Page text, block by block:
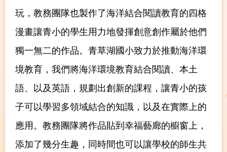
玩，教務團隊也製作了海洋結合閱讀教育的四格
漫畫讓青小的學生用力地發揮創意創作屬於他們
獨一無二的作品。青草湖國小致力於推動海洋環
境教育，我們將海洋環境教育結合閱讀、本土
語、以及英語，規劃出創新的課程，讓青小的孩
子可以學習多領域結合的知識，以及在實際上的
應用。教務團隊將作品貼到幸福藝廊的櫥窗上，
添加了幾分生趣，同時間也可以讓學校的師生共